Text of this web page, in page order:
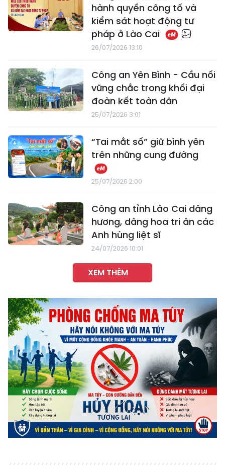
hành quyền công tố và
kiểm sát hoạt động tư
pháp ở Lào Cai
26/07/2026 13:10
Công an Yên Bình - Cầu nối
vững chắc trong khối đại
đoàn kết toàn dân
25/07/2026 3:01
“Tai mắt số” giữ bình yên
trên những cung đường
25/07/2026 2:00
Công an tỉnh Lào Cai dâng
hương, dâng hoa tri ân các
Anh hùng liệt sĩ
24/07/2026 10:01
XEM THÊM